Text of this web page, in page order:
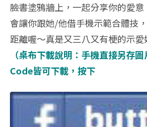
臉書塗鴉牆上，一起分享你的愛
會讓你跟她/他借手機示範合體技
距離喔～真是又三八又有梗的示愛
（桌布下載說明：手機直接另存
Code皆可下載，按下